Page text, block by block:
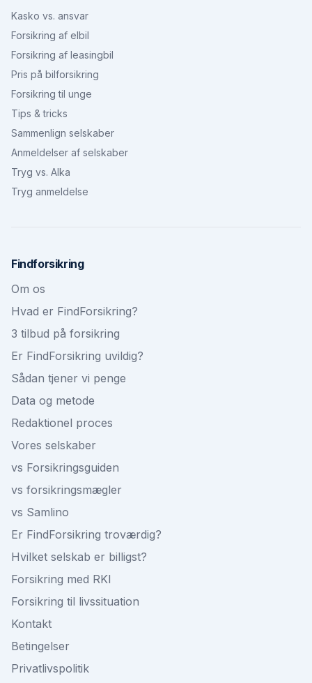
Kasko vs. ansvar
Forsikring af elbil
Forsikring af leasingbil
Pris på bilforsikring
Forsikring til unge
Tips & tricks
Sammenlign selskaber
Anmeldelser af selskaber
Tryg vs. Alka
Tryg anmeldelse
Findforsikring
Om os
Hvad er FindForsikring?
3 tilbud på forsikring
Er FindForsikring uvildig?
Sådan tjener vi penge
Data og metode
Redaktionel proces
Vores selskaber
vs Forsikringsguiden
vs forsikringsmægler
vs Samlino
Er FindForsikring troværdig?
Hvilket selskab er billigst?
Forsikring med RKI
Forsikring til livssituation
Kontakt
Betingelser
Privatlivspolitik